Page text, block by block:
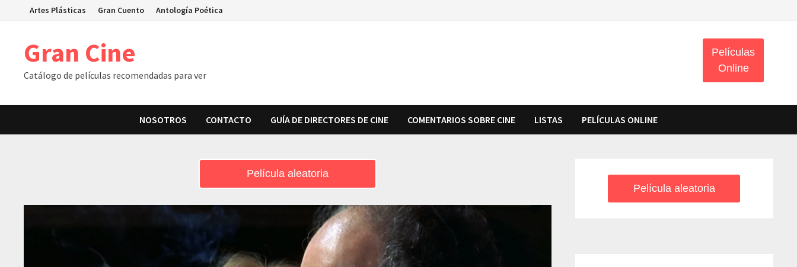
Artes Plásticas Gran Cuento Antología Poética
Gran Cine
Catálogo de películas recomendadas para ver
Películas
Online
NOSOTROS CONTACTO GUÍA DE DIRECTORES DE CINE COMENTARIOS SOBRE CINE LISTAS PELÍCULAS ONLINE
Película aleatoria
Película aleatoria